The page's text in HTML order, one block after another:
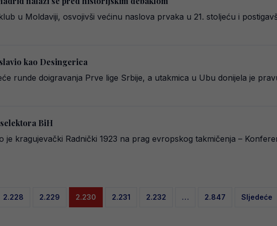
u Moldaviji, osvojivši većinu naslova prvaka u 21. stoljeću i
kao Desingerica
runde doigravanja Prve lige Srbije, a utakmica u Ubu donijela je
BiH
je kragujevački Radnički 1923 na prag evropskog takmičenja –
2.228 2.229 2.230 2.231 2.232 … 2.847 Sljedeće